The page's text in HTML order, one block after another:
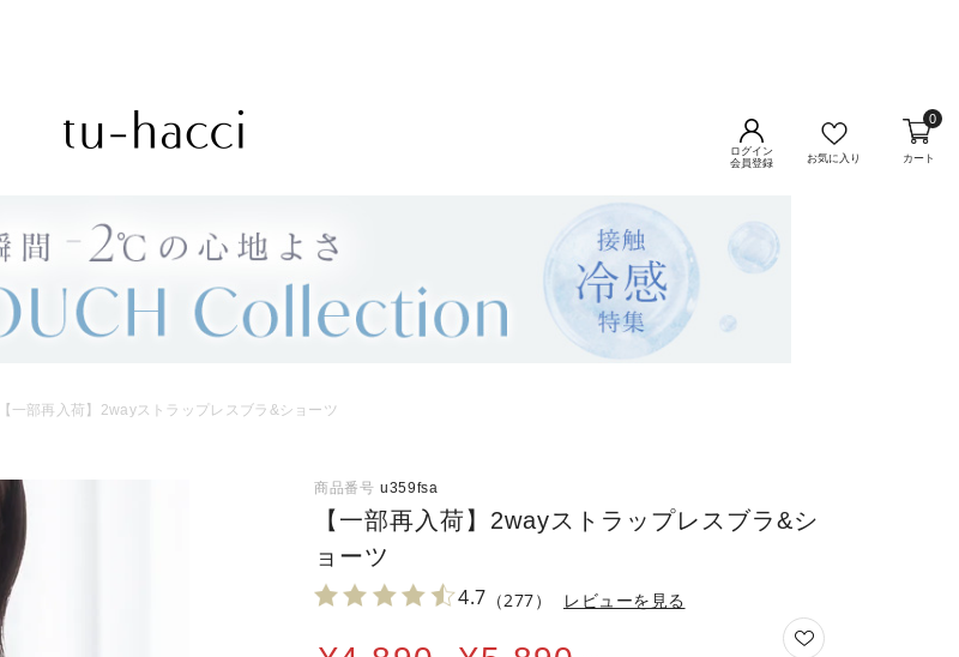
ログイン
会員登録
お気に入り カート
0
【一部再入荷】2wayストラップレスブラ&ショーツ
商品番号 u359fsa
【一部再入荷】2wayストラップレスブラ&シ
ョーツ
4.7 （277） レビューを見る